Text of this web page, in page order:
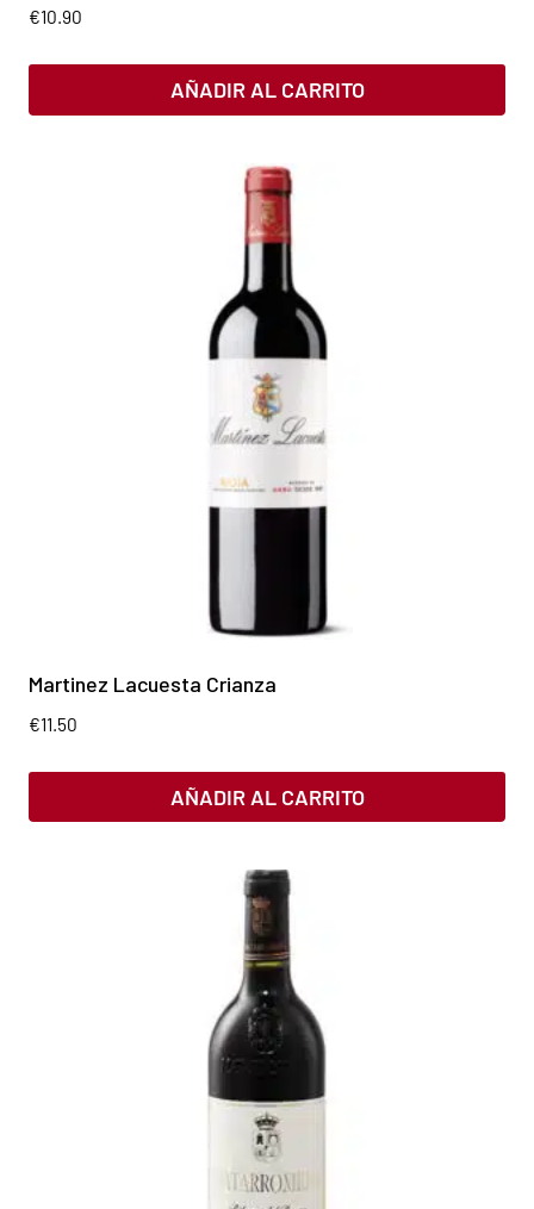
€10.90
AÑADIR AL CARRITO
Martinez Lacuesta Crianza
€11.50
AÑADIR AL CARRITO